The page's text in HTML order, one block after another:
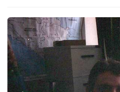
Previous